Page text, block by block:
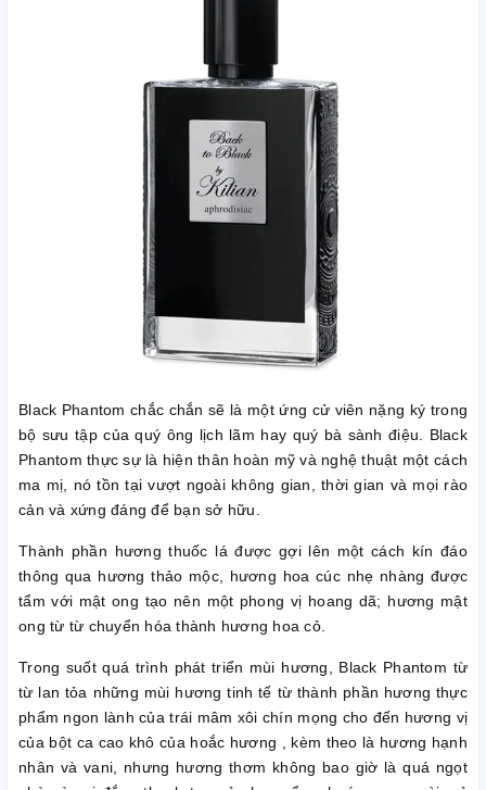
Black Phantom chắc chắn sẽ là một ứng cử viên nặng ký trong
bộ sưu tập của quý ông lịch lãm hay quý bà sành điệu. Black
Phantom thực sự là hiện thân hoàn mỹ và nghệ thuật một cách
ma mị, nó tồn tại vượt ngoài không gian, thời gian và mọi rào
cản và xứng đáng để bạn sở hữu.
Thành phần hương thuốc lá được gợi lên một cách kín đáo
thông qua hương thảo mộc, hương hoa cúc nhẹ nhàng được
tẩm với mật ong tạo nên một phong vị hoang dã; hương mật
ong từ từ chuyển hóa thành hương hoa cỏ.
Trong suốt quá trình phát triển mùi hương, Black Phantom từ
từ lan tỏa những mùi hương tinh tế từ thành phần hương thực
phẩm ngon lành của trái mâm xôi chín mọng cho đến hương vị
của bột ca cao khô của hoắc hương , kèm theo là hương hạnh
nhân và vani, nhưng hương thơm không bao giờ là quá ngọt